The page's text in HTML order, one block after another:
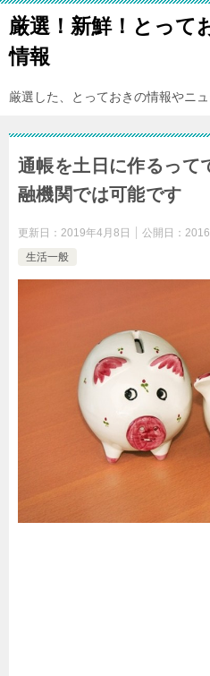
厳選！新鮮！とって
情報
厳選した、とっておきの情報やニ
通帳を土日に作るって
融機関では可能です
更新日： 2019年4月8日 公開日：
生活一般